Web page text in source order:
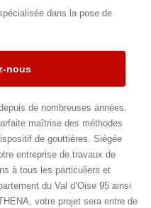
dans la pose de
nous
de nombreuses années.
maîtrise des méthodes
de gouttières. Siégée
entreprise de travaux de
à tous les particuliers et
du Val d’Oise 95 ainsi
votre projet sera entre de